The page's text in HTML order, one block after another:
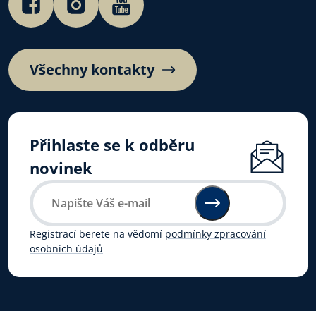
Všechny kontakty
Přihlaste se k odběru
novinek
Registrací berete na vědomí podmínky zpracování
osobních údajů